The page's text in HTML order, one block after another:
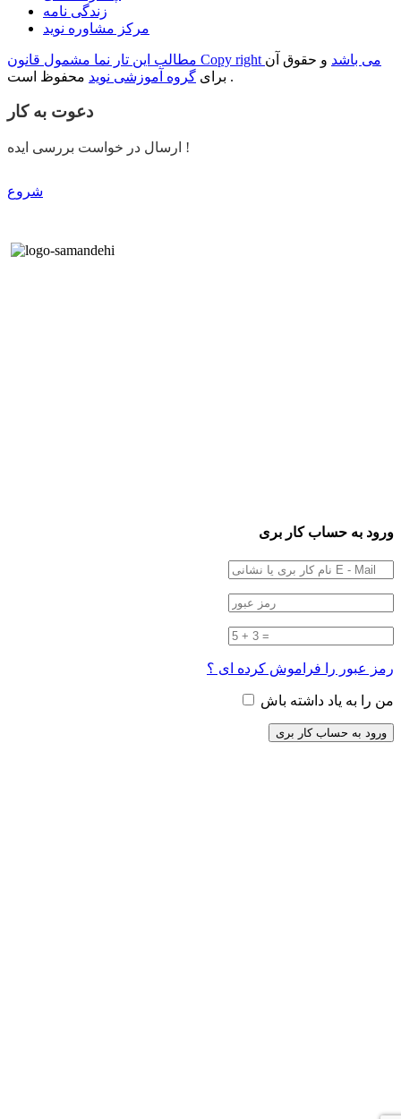
زندگی نامه
مرکز مشاوره نوید
مطالب این تار نما مشمول قانون Copy right می باشد و حقوق آن
برای گروه آموزشی نوید محفوظ است .
دعوت به کار
ارسال در خواست بررسی ایده !
شروع
ورود به حساب کار بری
رمز عبور را فراموش کرده ای ؟
من را به یاد داشته باش